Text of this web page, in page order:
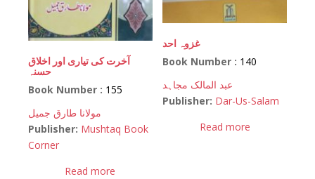
آخرت کی تیاری اور اخلاق
حسنہ
Book Number : 155
مولانا طارق جمیل
Publisher: Mushtaq Book
Corner
Read more
غزوہ احد
Book Number : 140
عبد المالک مجاہد
Publisher: Dar-Us-Salam
Read more